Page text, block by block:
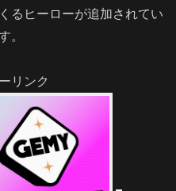
るヒーローが追加されてい
。
リンク